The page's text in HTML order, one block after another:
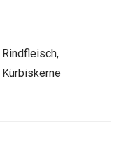
Rindfleisch,
Kürbiskerne